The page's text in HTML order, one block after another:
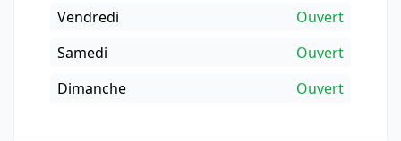
Vendredi
Ouvert
Samedi
Ouvert
Dimanche
Ouvert